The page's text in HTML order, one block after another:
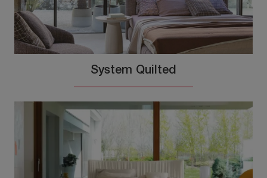
System Quilted